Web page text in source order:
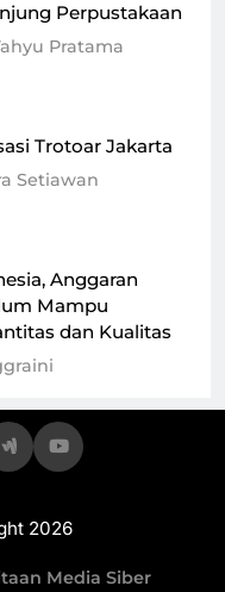
Perpustakaan
Pratama
Trotoar Jakarta
Setiawan
Anggaran
Mampu
dan Kualitas
2026
Media Siber